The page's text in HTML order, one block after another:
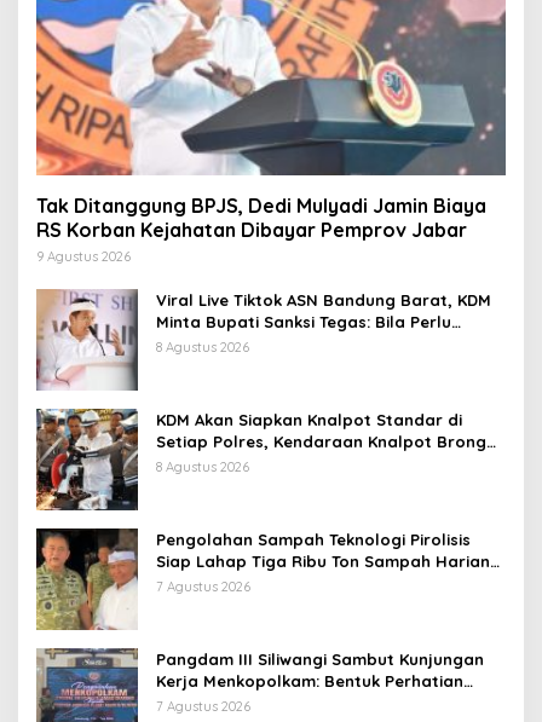
Tak Ditanggung BPJS, Dedi Mulyadi Jamin Biaya
RS Korban Kejahatan Dibayar Pemprov Jabar
9 Agustus 2026
Viral Live Tiktok ASN Bandung Barat, KDM
Minta Bupati Sanksi Tegas: Bila Perlu
Pemberhentian
8 Agustus 2026
KDM Akan Siapkan Knalpot Standar di
Setiap Polres, Kendaraan Knalpot Brong
Tertangkap Langsung Ganti
8 Agustus 2026
Pengolahan Sampah Teknologi Pirolisis
Siap Lahap Tiga Ribu Ton Sampah Harian
Jawa Barat
7 Agustus 2026
Pangdam III Siliwangi Sambut Kunjungan
Kerja Menkopolkam: Bentuk Perhatian
Pemerintah
7 Agustus 2026